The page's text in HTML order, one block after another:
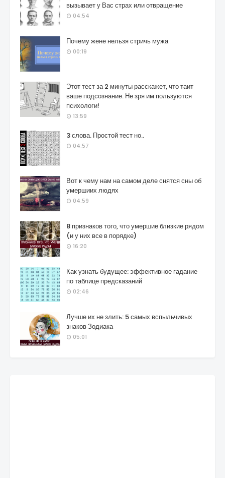
вызывает у Вас страх или отвращение
04:54
Почему жене нельзя стричь мужа
00:19
Этот тест за 2 минуты расскажет, что таит
ваше подсознание. Не зря им пользуются
психологи!
13:59
3 слова. Простой тест но..
04:57
Вот к чему нам на самом деле снятся сны об
умершиих людях
04:59
8 признаков того, что умершие близкие рядом
(и у них все в порядке)
16:20
Как узнать будущее: эффективное гадание
по таблице предсказаний
02:46
Лучше их не злить: 5 самых вспыльчивых
знаков Зодиака
05:01